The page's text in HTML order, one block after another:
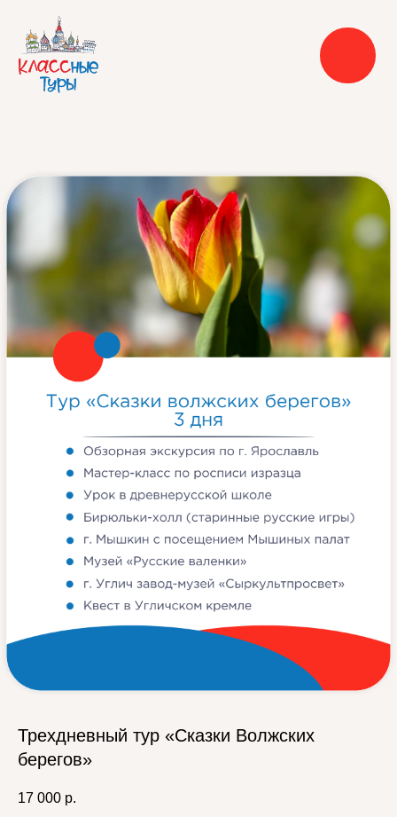
Трехдневный тур «Сказки Волжских
берегов»
17 000 р.